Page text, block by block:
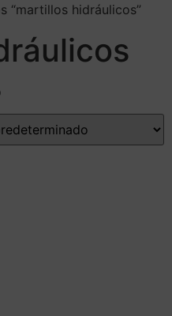
“martillos hidráulicos”